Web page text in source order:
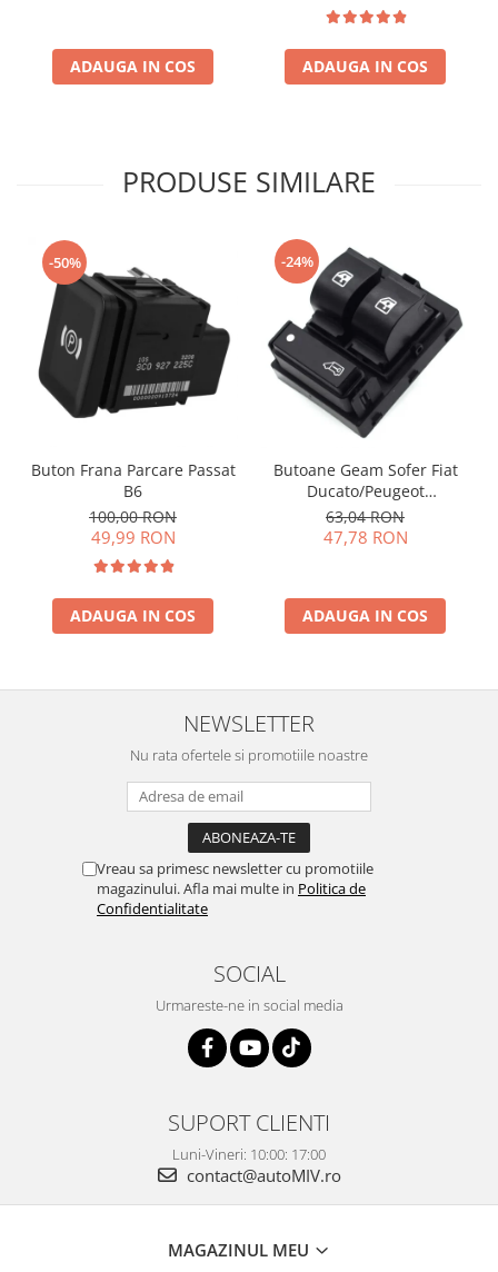
ADAUGA IN COS ADAUGA IN COS
PRODUSE SIMILARE
-50%
Buton Frana Parcare Passat
B6
100,00 RON
49,99 RON
ADAUGA IN COS
-24%
Butoane Geam Sofer Fiat
Ducato/Peugeot
Boxer/Citroen Jumper
63,04 RON
47,78 RON
ADAUGA IN COS
NEWSLETTER
Nu rata ofertele si promotiile noastre
Vreau sa primesc newsletter cu promotiile
magazinului. Afla mai multe in Politica de
Confidentialitate
SOCIAL
Urmareste-ne in social media
SUPORT CLIENTI
Luni-Vineri: 10:00: 17:00
contact@autoMIV.ro
MAGAZINUL MEU